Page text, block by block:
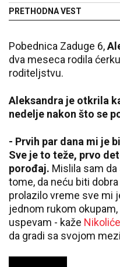
PRETHODNA VEST
Pobednica Zaduge 6,
dva meseca rodila
roditeljstvu.
Aleksandra je otkrila
nedelje nakon što se
- Prvih par dana mi je
Sve je to teže, prvo
porođaj. Mislila sam
tome, da neću biti
prolazilo vreme sve mi
jednom rukom
uspevam - kaže
da gradi sa svojom